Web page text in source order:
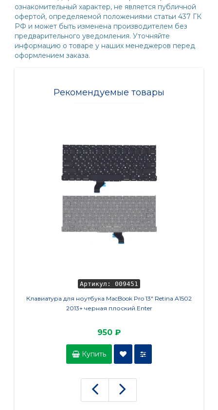
ознакомительный характер, не является публичной
офертой, определяемой положениями статьи 437 ГК
РФ и может быть изменена производителем без
предварительного уведомления. Уточняйте
информацию о товаре у наших менеджеров перед
оформлением заказа.
Рекомендуемые товары
Артикул: 009451
Клавиатура для ноутбука MacBook Pro 13" Retina A1502
2013+ черная плоский Enter
950 ₽
Купить